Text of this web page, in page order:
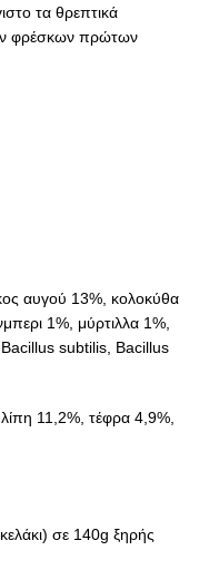
τα θρεπτικά
φρέσκων πρώτων
αυγού 13%, κολοκύθα
1%, μύρτιλλα 1%,
subtilis, Bacillus
11,2%, τέφρα 4,9%,
σε 140g ξηρής